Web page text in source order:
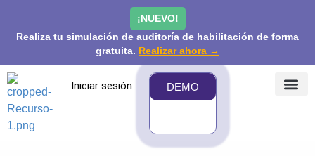
¡NUEVO!
Realiza tu simulación de auditoría de habilitación de forma
gratuita. Realizar ahora →
Iniciar sesión DEMO